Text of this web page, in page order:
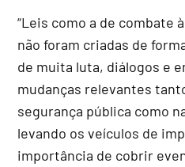
“Leis como a de combate
não foram criadas de
de muita luta, diálogos e
mudanças relevantes
segurança pública como
levando os veículos de
importância de cobrir